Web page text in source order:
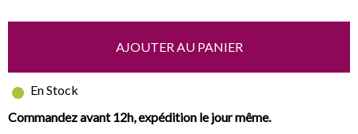
AJOUTER AU PANIER
En Stock
Commandez avant 12h, expédition le jour même.